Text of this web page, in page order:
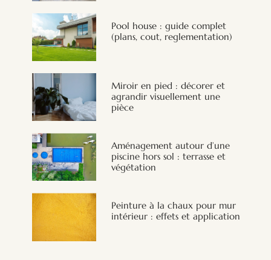
Pool house : guide complet
(plans, cout, reglementation)
Miroir en pied : décorer et
agrandir visuellement une
pièce
Aménagement autour d’une
piscine hors sol : terrasse et
végétation
Peinture à la chaux pour mur
intérieur : effets et application